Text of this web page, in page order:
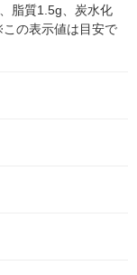
脂質1.5g、炭水化
の表示値は目安で